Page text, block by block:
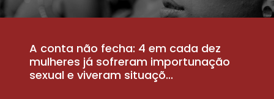
A conta não fecha: 4 em cada dez
mulheres já sofreram importunação
sexual e viveram situaçõ...